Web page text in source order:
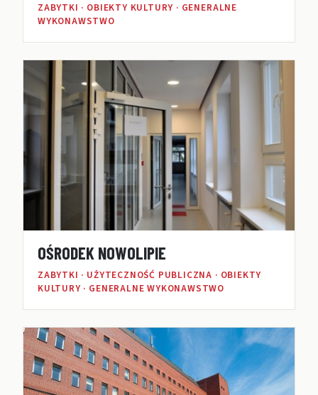
ZABYTKI · OBIEKTY KULTURY · GENERALNE
WYKONAWSTWO
OŚRODEK NOWOLIPIE
ZABYTKI · UŻYTECZNOŚĆ PUBLICZNA · OBIEKTY
KULTURY · GENERALNE WYKONAWSTWO